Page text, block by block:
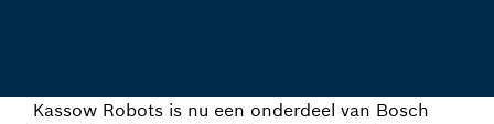
Kassow Robots is nu een onderdeel van Bosch